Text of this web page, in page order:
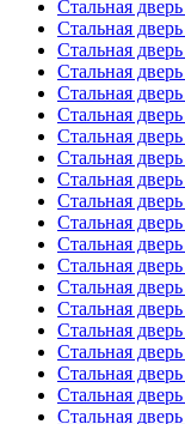
Стальная
Стальная
Стальная
Стальная
Стальная
Стальная
Стальная
Стальная
Стальная
Стальная
Стальная
Стальная
Стальная
Стальная
Стальная
Стальная
Стальная
Стальная
Стальная
Стальная